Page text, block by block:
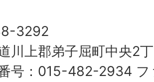
3292
川上郡弟子屈町中央2
号：015-482-2934